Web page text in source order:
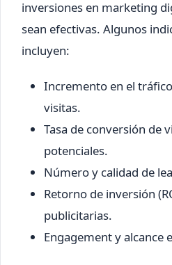
inversiones en marketing
sean efectivas. Algunos
incluyen:
Incremento en el
visitas.
Tasa de conversión de
potenciales.
Número y calidad de
Retorno de inversión
publicitarias.
Engagement y alcance